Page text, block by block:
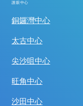
護眼中心
銅鑼灣中心
太古中心
尖沙咀中心
旺角中心
沙田中心